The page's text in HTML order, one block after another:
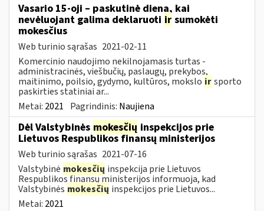
Vasario 15-oji – paskutinė diena, kai
nevėluojant galima deklaruoti ir sumokėti
mokesčius
Web turinio sąrašas 2021-02-11
Komercinio naudojimo nekilnojamasis turtas -
administracinės, viešbučių, paslaugų, prekybos,
maitinimo, poilsio, gydymo, kultūros, mokslo irsporto
paskirties statiniai ar...
Metai: 2021 Pagrindinis: Naujiena
Dėl Valstybinės mokesčių inspekcijos prie
Lietuvos Respublikos finansų ministerijos
Web turinio sąrašas 2021-07-16
Valstybinė mokesčių inspekcija prie Lietuvos
Respublikos finansų ministerijos informuoja, kad
Valstybinės mokesčių inspekcijos prie Lietuvos...
Metai: 2021